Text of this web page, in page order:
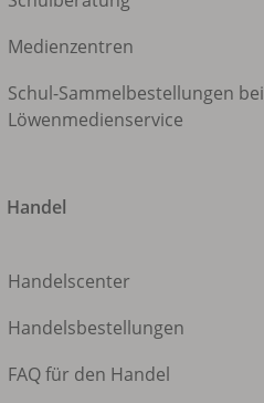
Medienzentren
Schul-Sammelbestellungen bei
Löwenmedienservice
Handel
Handelscenter
Handelsbestellungen
FAQ für den Handel